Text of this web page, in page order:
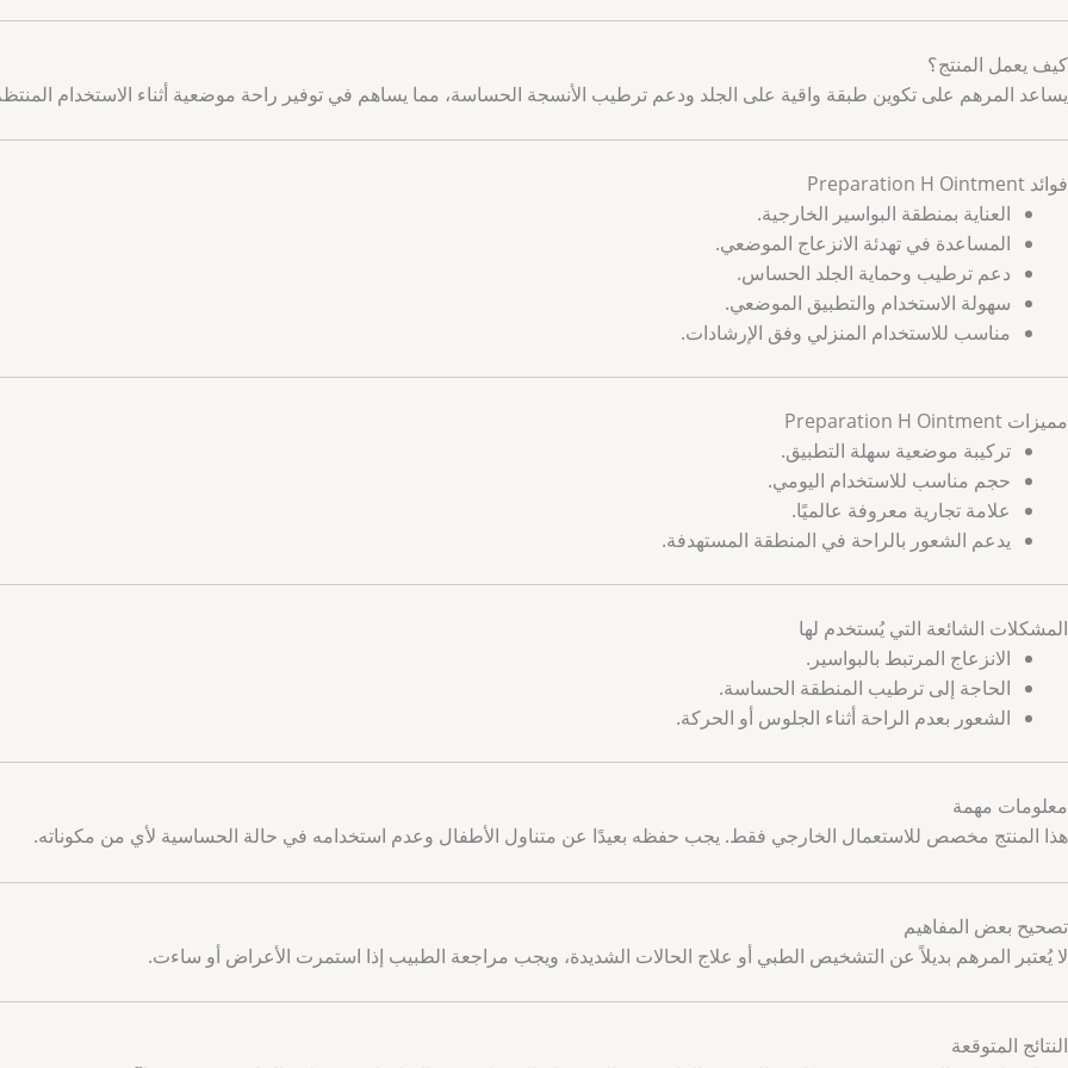
كيف يعمل المنتج؟
يساعد المرهم على تكوين طبقة واقية على الجلد ودعم ترطيب الأنسجة الحساسة، مما يساهم في توفير راحة موضعية أثناء الاستخدام
فوائد Preparation H Ointment
العناية بمنطقة البواسير الخارجية.
المساعدة في تهدئة الانزعاج الموضعي.
دعم ترطيب وحماية الجلد الحساس.
سهولة الاستخدام والتطبيق الموضعي.
مناسب للاستخدام المنزلي وفق الإرشادات.
مميزات Preparation H Ointment
تركيبة موضعية سهلة التطبيق.
حجم مناسب للاستخدام اليومي.
علامة تجارية معروفة عالميًا.
يدعم الشعور بالراحة في المنطقة المستهدفة.
المشكلات الشائعة التي يُستخدم لها
الانزعاج المرتبط بالبواسير.
الحاجة إلى ترطيب المنطقة الحساسة.
الشعور بعدم الراحة أثناء الجلوس أو الحركة.
معلومات مهمة
هذا المنتج مخصص للاستعمال الخارجي فقط. يجب حفظه بعيدًا عن متناول الأطفال وعدم استخدامه في حالة الحساسية لأي من مكوناته.
تصحيح بعض المفاهيم
لا يُعتبر المرهم بديلاً عن التشخيص الطبي أو علاج الحالات الشديدة، ويجب مراجعة الطبيب إذا استمرت الأعراض أو ساءت.
النتائج المتوقعة